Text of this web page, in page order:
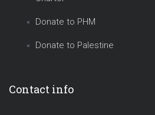
Donate to PHM
Donate to Palestine
Contact info